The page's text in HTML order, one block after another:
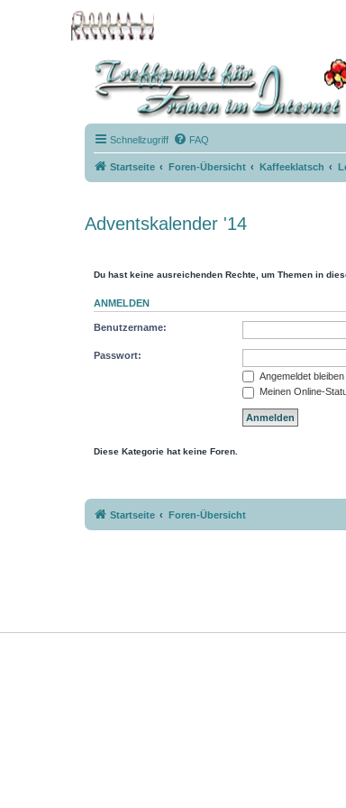
Schnellzugriff FAQ
Startseite Foren-Übersicht Kaffeeklatsch
Adventskalender '14
Du hast keine ausreichenden Rechte, um Themen in
ANMELDEN
Benutzername:
Passwort:
Angemeldet bleiben
Meinen Online-
Diese Kategorie hat keine Foren.
Startseite Foren-Übersicht